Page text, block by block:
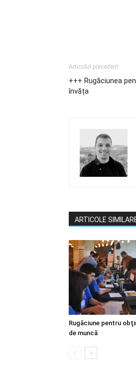
Articolul precedent
+++ Rugăciunea
învăța
ARTICOLE
Rugăciune pentru
de muncă